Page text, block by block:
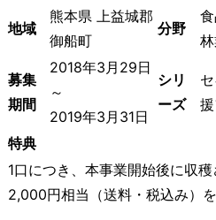
地域
熊本県 上益城郡
御船町
分野
募集
期間
2018年3月29日
～
2019年3月31日
シリ
ーズ
特典
1口につき、本事業開始後に収穫
2,000円相当（送料・税込み）